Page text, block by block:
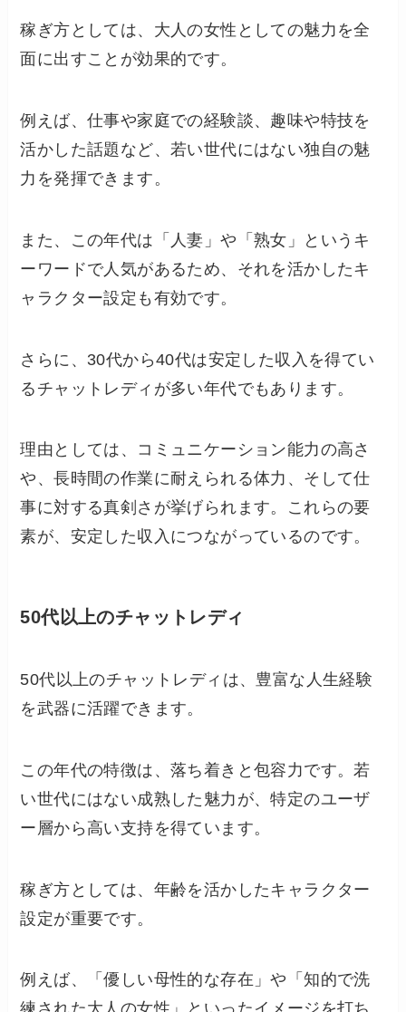
稼ぎ方としては、大人の女性としての魅力を全
面に出すことが効果的です。
例えば、仕事や家庭での経験談、趣味や特技を
活かした話題など、若い世代にはない独自の魅
力を発揮できます。
また、この年代は「人妻」や「熟女」というキ
ーワードで人気があるため、それを活かしたキ
ャラクター設定も有効です。
さらに、30代から40代は安定した収入を得てい
るチャットレディが多い年代でもあります。
理由としては、コミュニケーション能力の高さ
や、長時間の作業に耐えられる体力、そして仕
事に対する真剣さが挙げられます。これらの要
素が、安定した収入につながっているのです。
50代以上のチャットレディ
50代以上のチャットレディは、豊富な人生経験
を武器に活躍できます。
この年代の特徴は、落ち着きと包容力です。若
い世代にはない成熟した魅力が、特定のユーザ
ー層から高い支持を得ています。
稼ぎ方としては、年齢を活かしたキャラクター
設定が重要です。
例えば、「優しい母性的な存在」や「知的で洗